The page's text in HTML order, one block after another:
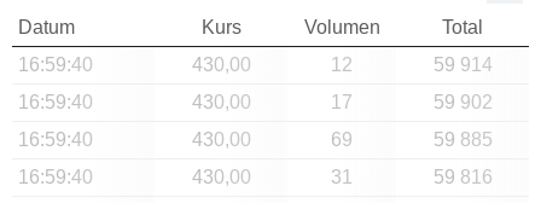
Datum Kurs Volumen
Total
16:59:40
430,00 12
59 914
16:59:40
430,00 17
59 902
16:59:40
430,00 69
59 885
16:59:40
430,00 31
59 816